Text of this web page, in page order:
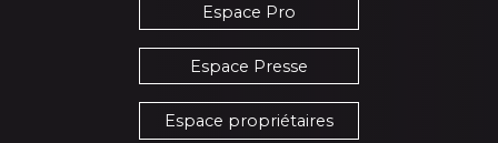
Espace Pro
Espace Presse
Espace propriétaires